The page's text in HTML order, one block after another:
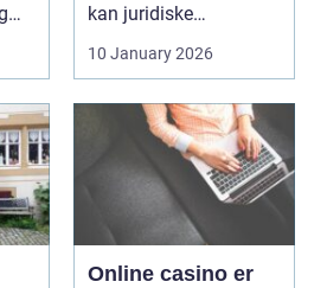
kan juridiske
spørgsmål hurtigt
vokse si...
10 January 2026
Online casino er